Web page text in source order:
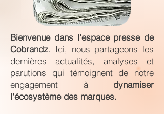
Bienvenue dans l'espace presse de
Cobrandz. Ici, nous partageons les
dernières actualités, analyses et
parutions qui témoignent de notre
engagement à dynamiser
l'écosystème des marques.